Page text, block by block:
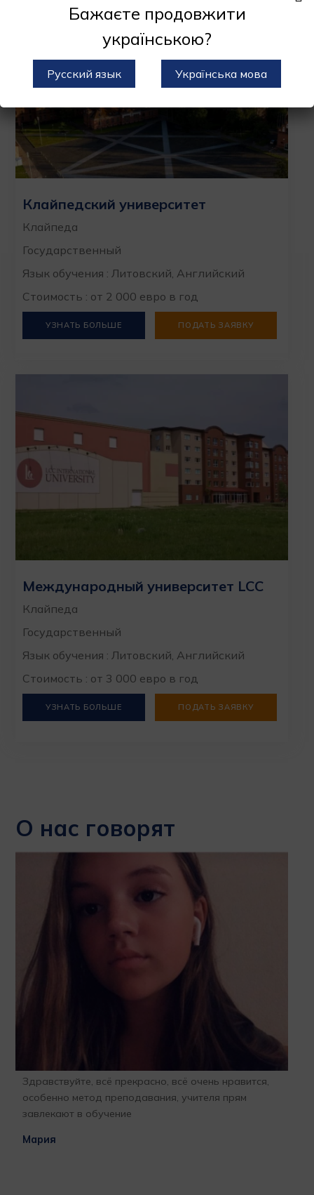
Клайпедский университет
Клайпеда
Государственный
Язык обучения : Литовский, Английский
Стоимость : от 2 000 евро в год
УЗНАТЬ БОЛЬШЕ ПОДАТЬ ЗАЯВКУ
Международный университет LCC
Клайпеда
Государственный
Язык обучения : Литовский, Английский
Стоимость : от 3 000 евро в год
УЗНАТЬ БОЛЬШЕ ПОДАТЬ ЗАЯВКУ
О нас говорят
Здравствуйте, всё прекрасно, всё очень нравится,
особенно метод преподавания, учителя прям
завлекают в обучение
Мария
Бажаєте продовжити
українською?
Русский язык Українська мова